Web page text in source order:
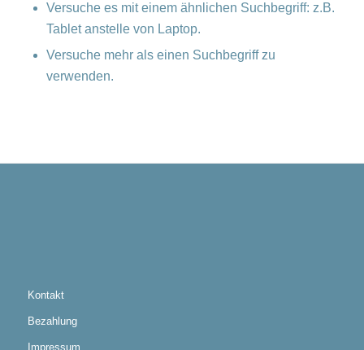
Versuche es mit einem ähnlichen Suchbegriff: z.B.
Tablet anstelle von Laptop.
Versuche mehr als einen Suchbegriff zu
verwenden.
Kontakt
Bezahlung
Impressum